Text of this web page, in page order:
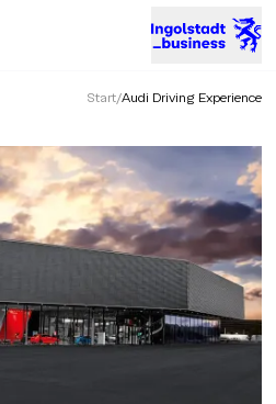
Start/Audi Driving Experience
– Der Standort mit